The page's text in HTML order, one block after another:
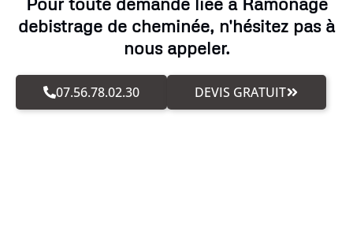
debistrage de cheminée, n'hésitez pas à
nous appeler.
07.56.78.02.30 DEVIS GRATUIT